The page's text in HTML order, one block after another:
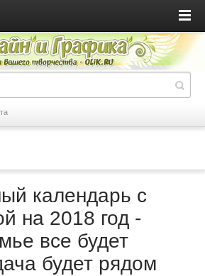
календарь с
на 2018 год -
все будет
будет рядом